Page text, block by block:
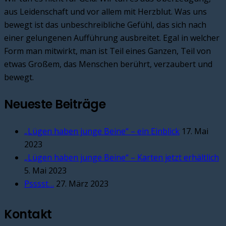
aus Leidenschaft und vor allem mit Herzblut. Was uns
bewegt ist das unbeschreibliche Gefühl, das sich nach
einer gelungenen Aufführung ausbreitet. Egal in welcher
Form man mitwirkt, man ist Teil eines Ganzen, Teil von
etwas Großem, das Menschen berührt, verzaubert und
bewegt.
Neueste Beiträge
„Lügen haben junge Beine“ – ein Einblick 17. Mai
2023
„Lügen haben junge Beine“ – Karten jetzt erhältlich
5. Mai 2023
Psssst… 27. März 2023
Kontakt